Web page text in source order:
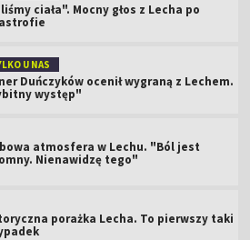
ciała". Mocny głos z Lecha po
U NAS
Duńczyków ocenił wygraną z Lechem.
występ"
atmosfera w Lechu. "Ból jest
Nienawidzę tego"
porażka Lecha. To pierwszy taki